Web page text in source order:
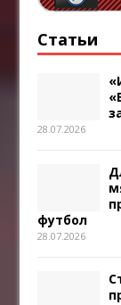
Статьи
28.07.2026
футбол
28.07.2026